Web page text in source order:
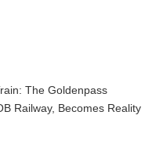
The Goldenpass
Railway, Becomes Reality